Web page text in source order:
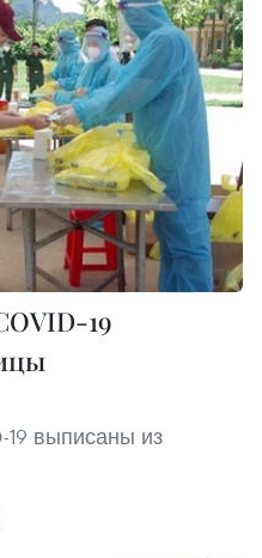
19
19 выписаны из